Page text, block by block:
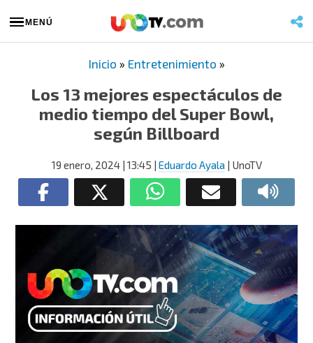
MENÚ
Inicio » Entretenimiento »
Los 13 mejores espectáculos de
medio tiempo del Super Bowl,
según Billboard
19 enero, 2024| 13:45 | Eduardo Ayala | UnoTV